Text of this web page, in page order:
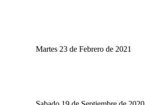
Martes 23 de Febrero de 2021